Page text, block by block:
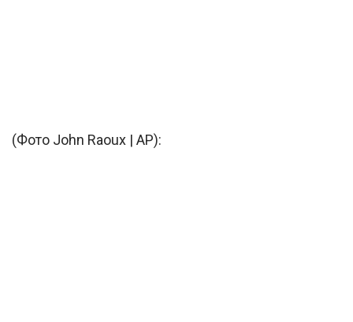
(Фото John Raoux | AP):